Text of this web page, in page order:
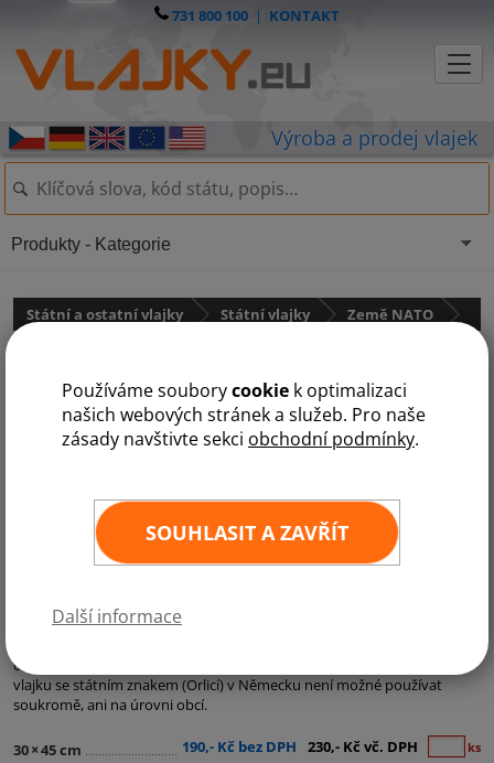
Používáme souborycookie k optimalizaci
našich webových stránek a služeb. Pro naše
zásady navštivte sekci obchodní podmínky.
SOUHLASIT A ZAVŘÍT
Další informace
731 800 100 | KONTAKT
Státní a ostatní vlajky Státní vlajky Země NATO
obsahuje 3 vodorovné pruhy - černý, červený a zlatý. Zajímavostí je, že
vlajku se státním znakem (Orlicí) v Německu není možné používat
soukromě, ani na úrovni obcí.
30×45 cm 190,- Kč bez DPH 230,- Kč vč. DPH ks
Produkty - Kategorie